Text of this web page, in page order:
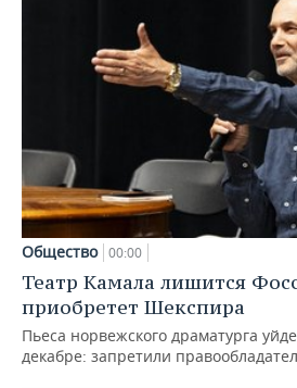
Общество 00:00
Театр Камала лишится
приобретет Шекспира
Пьеса норвежского драматурга
декабре: запретили